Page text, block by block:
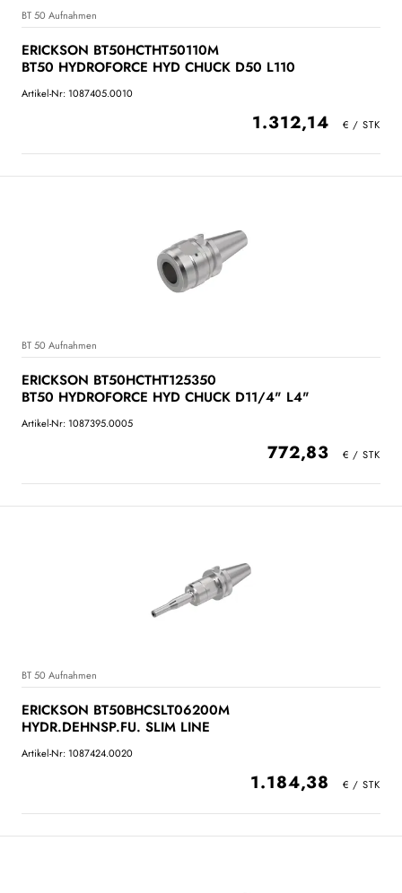
BT 50 Aufnahmen
ERICKSON BT50HCTHT50110M
BT50 HYDROFORCE HYD CHUCK D50 L110
Artikel-Nr: 1087405.0010
1.312,14
BT 50 Aufnahmen
ERICKSON BT50HCTHT125350
BT50 HYDROFORCE HYD CHUCK D11/4" L4"
Artikel-Nr: 1087395.0005
772,83
BT 50 Aufnahmen
ERICKSON BT50BHCSLT06200M
HYDR.DEHNSP.FU. SLIM LINE
Artikel-Nr: 1087424.0020
1.184,38